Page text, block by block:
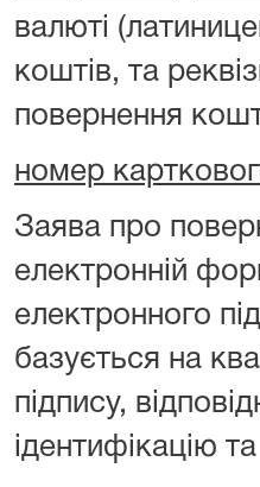
валюті
коштів, та
повернення
номер
Заява про
електронній
електронного
базується на
підпису,
ідентифікацію